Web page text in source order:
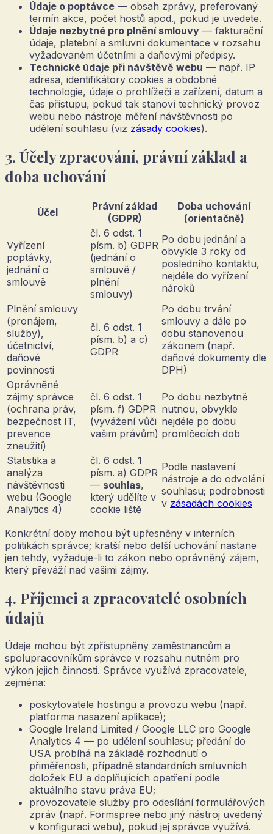
Údaje o poptávce — obsah zprávy, preferovaný
termín akce, počet hostů apod., pokud je uvedete.
Údaje nezbytné pro plnění smlouvy — fakturační
údaje, platební a smluvní dokumentace v rozsahu
vyžadovaném účetními a daňovými předpisy.
Technické údaje při návštěvě webu — např. IP
adresa, identifikátory cookies a obdobné
technologie, údaje o prohlížeči a zařízení, datum a
čas přístupu, pokud tak stanoví technický provoz
webu nebo nástroje měření návštěvnosti po
udělení souhlasu (viz zásady cookies).
3. Účely zpracování, právní základ a
doba uchování
Účel
Právní základ
(GDPR)
Doba uchování
(orientačně)
Vyřízení
poptávky,
jednání o
smlouvě
čl. 6 odst. 1
písm. b) GDPR
(jednání o
smlouvě /
plnění
smlouvy)
Po dobu jednání a
obvykle 3 roky od
posledního kontaktu,
nejdéle do vyřízení
nároků
Plnění smlouvy
(pronájem,
služby),
účetnictví,
daňové
povinnosti
čl. 6 odst. 1
písm. b) a c)
GDPR
Po dobu trvání
smlouvy a dále po
dobu stanovenou
zákonem (např.
daňové dokumenty dle
DPH)
Oprávněné
zájmy správce
(ochrana práv,
bezpečnost IT,
prevence
zneužití)
čl. 6 odst. 1
písm. f) GDPR
(vyvážení vůči
vašim právům)
Po dobu nezbytně
nutnou, obvykle
nejdéle po dobu
promlčecích dob
Statistika a
analýza
návštěvnosti
webu (Google
Analytics 4)
čl. 6 odst. 1
písm. a) GDPR
— souhlas,
který udělíte v
cookie liště
Podle nastavení
nástroje a do odvolání
souhlasu; podrobnosti
v zásadách cookies
Konkrétní doby mohou být upřesněny v interních
politikách správce; kratší nebo delší uchování nastane
jen tehdy, vyžaduje-li to zákon nebo oprávněný zájem,
který převáží nad vašimi zájmy.
4. Příjemci a zpracovatelé osobních
údajů
Údaje mohou být zpřístupněny zaměstnancům a
spolupracovníkům správce v rozsahu nutném pro
výkon jejich činnosti. Správce využívá zpracovatele,
zejména:
poskytovatele hostingu a provozu webu (např.
platforma nasazení aplikace);
Google Ireland Limited / Google LLC pro Google
Analytics 4 — po udělení souhlasu; předání do
USA probíhá na základě rozhodnutí o
přiměřenosti, případně standardních smluvních
doložek EU a doplňujících opatření podle
aktuálního stavu práva EU;
provozovatele služby pro odesílání formulářových
zpráv (např. Formspree nebo jiný nástroj uvedený
v konfiguraci webu), pokud jej správce využívá.